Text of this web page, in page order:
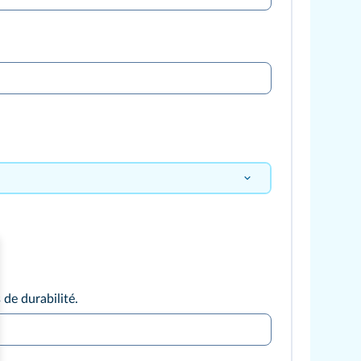
de durabilité.